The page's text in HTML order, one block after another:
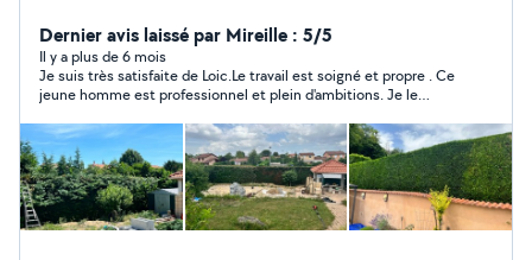
merci
Dernier avis laissé par Mireille : 5/5
Il y a plus de 6 mois
Je suis très satisfaite de Loic.Le travail est soigné et propre . Ce
jeune homme est professionnel et plein d'ambitions. Je le